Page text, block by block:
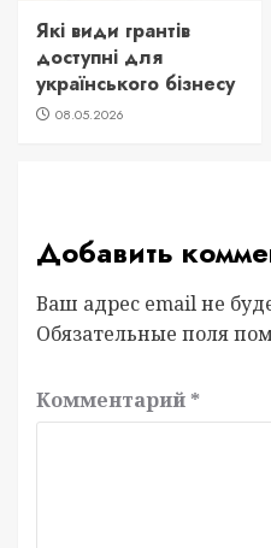
Які види грантів
доступні для
українського бізнесу
08.05.2026
Добавить
Ваш адрес email не
Обязательные поля
Комментарий *